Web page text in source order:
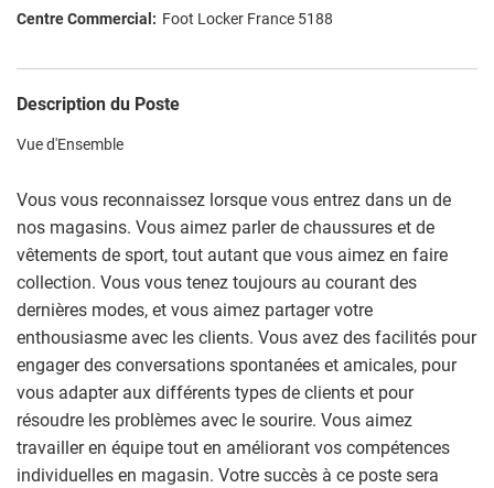
Foot Locker France 5188
Description du Poste
Vue d'Ensemble
Vous vous reconnaissez lorsque vous entrez dans un de
nos magasins. Vous aimez parler de chaussures et de
vêtements de sport, tout autant que vous aimez en faire
collection. Vous vous tenez toujours au courant des
dernières modes, et vous aimez partager votre
enthousiasme avec les clients. Vous avez des facilités pour
engager des conversations spontanées et amicales, pour
vous adapter aux différents types de clients et pour
résoudre les problèmes avec le sourire. Vous aimez
travailler en équipe tout en améliorant vos compétences
individuelles en magasin. Votre succès à ce poste sera